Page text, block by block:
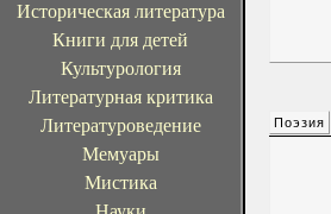
Историческая литература
Книги для детей
Культурология
Литературная критика
Литературоведение
Мемуары
Мистика
Поэзия